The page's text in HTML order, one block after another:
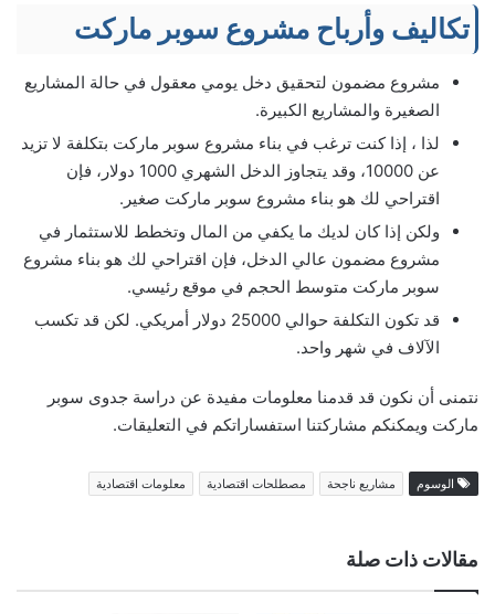
تكاليف وأرباح مشروع سوبر ماركت
مشروع مضمون لتحقيق دخل يومي معقول في حالة المشاريع
الصغيرة والمشاريع الكبيرة.
لذا ، إذا كنت ترغب في بناء مشروع سوبر ماركت بتكلفة لا تزيد
عن 10000، وقد يتجاوز الدخل الشهري 1000 دولار، فإن
اقتراحي لك هو بناء مشروع سوبر ماركت صغير.
ولكن إذا كان لديك ما يكفي من المال وتخطط للاستثمار في
مشروع مضمون عالي الدخل، فإن اقتراحي لك هو بناء مشروع
سوبر ماركت متوسط ​​الحجم في موقع رئيسي.
قد تكون التكلفة حوالي 25000 دولار أمريكي. لكن قد تكسب
الآلاف في شهر واحد.
نتمنى أن نكون قد قدمنا معلومات مفيدة عن دراسة جدوى سوبر
ماركت ويمكنكم مشاركتنا استفساراتكم في التعليقات.
الوسوم مشاريع ناجحة مصطلحات اقتصادية معلومات اقتصادية
مقالات ذات صلة